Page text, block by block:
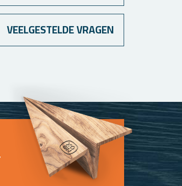
VEELGESTELDE VRAGEN